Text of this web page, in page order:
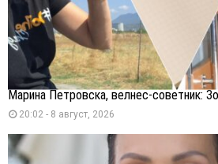
Марина Петровска, велнес-советник:
20:02 - 8 август, 2026